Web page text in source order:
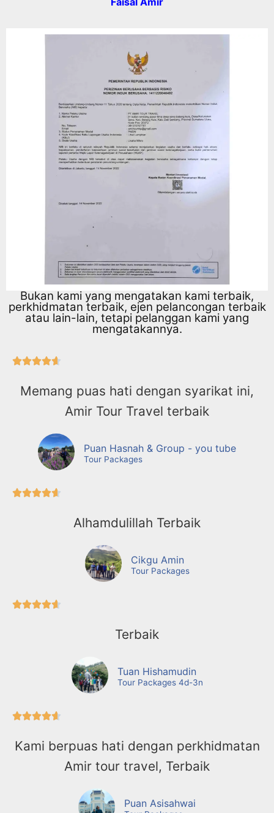
Bukan kami yang mengatakan kami terbaik,
perkhidmatan terbaik, ejen pelancongan terbaik
atau lain-lain, tetapi pelanggan kami yang
mengatakannya.

Memang puas hati dengan syarikat ini,
Amir Tour Travel terbaik
Puan Hasnah & Group - you tube
Tour Packages

Alhamdulillah Terbaik
Cikgu Amin
Tour Packages

Terbaik
Tuan Hishamudin
Tour Packages 4d-3n

Kami berpuas hati dengan perkhidmatan
Amir tour travel, Terbaik
Puan Asisahwai